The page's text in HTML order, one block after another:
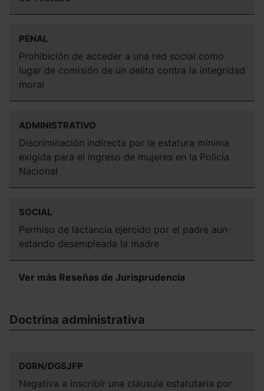
Saber más acerca de las cookies
PENAL
Prohibición de acceder a una red social como
lugar de comisión de un delito contra la integridad
moral
ADMINISTRATIVO
Discriminación indirecta por la estatura mínima
exigida para el ingreso de mujeres en la Policía
Nacional
SOCIAL
Permiso de lactancia ejercido por el padre aun
estando desempleada la madre
Ver más Reseñas de Jurisprudencia
Doctrina administrativa
DGRN/DGSJFP
Negativa a inscribir una cláusula estatutaria por